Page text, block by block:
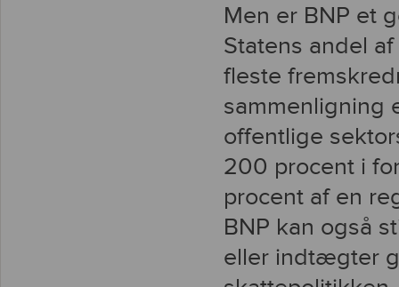
Men er BNP et
Statens andel
fleste
sammenligning
offentlige
200 procent i
procent af en
BNP kan også
eller indtægter